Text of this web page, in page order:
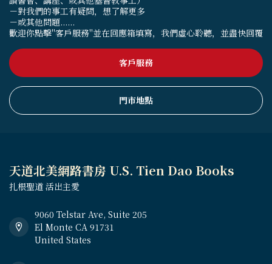
－對我們的事工有疑問，想了解更多
－或其他問題......
歡迎你點擊"客戶服務"並在回應箱填寫，我們虛心聆聽，並盡快回覆
客戶服務
門市地點
天道北美網路書房 U.S. Tien Dao Books
扎根聖道 活出主愛
9060 Telstar Ave, Suite 205
El Monte CA 91731
United States